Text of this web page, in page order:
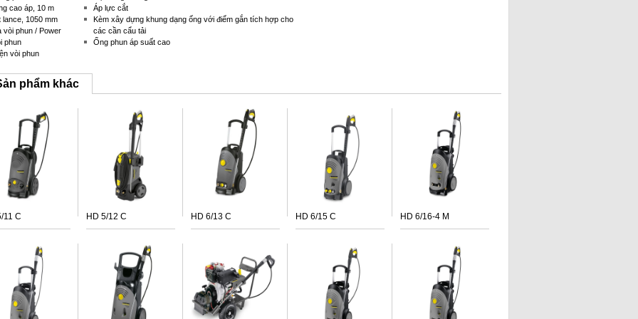
cao áp, 10 m
lance, 1050 mm
vòi phun / Power
phun
vòi phun
Áp lực cắt
Kèm xây dựng khung dạng ống với điểm gắn tích hợp cho
các cần cẩu tải
Ống phun áp suất cao
phẩm khác
11 C HD 5/12 C HD 6/13 C HD 6/15 C HD 6/16-4 M